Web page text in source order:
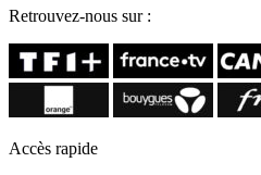
Retrouvez-nous sur :
Accès rapide